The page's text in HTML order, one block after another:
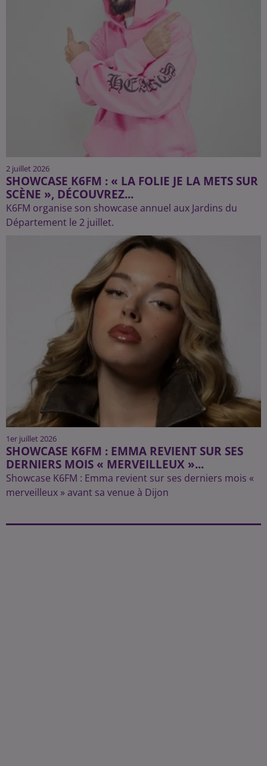
2 juillet 2026
SHOWCASE K6FM : « LA FOLIE JE LA METS SUR
SCÈNE », DÉCOUVREZ...
K6FM organise son showcase annuel aux Jardins du
Département le 2 juillet.
1er juillet 2026
SHOWCASE K6FM : EMMA REVIENT SUR SES
DERNIERS MOIS « MERVEILLEUX »...
Showcase K6FM : Emma revient sur ses derniers mois «
merveilleux » avant sa venue à Dijon